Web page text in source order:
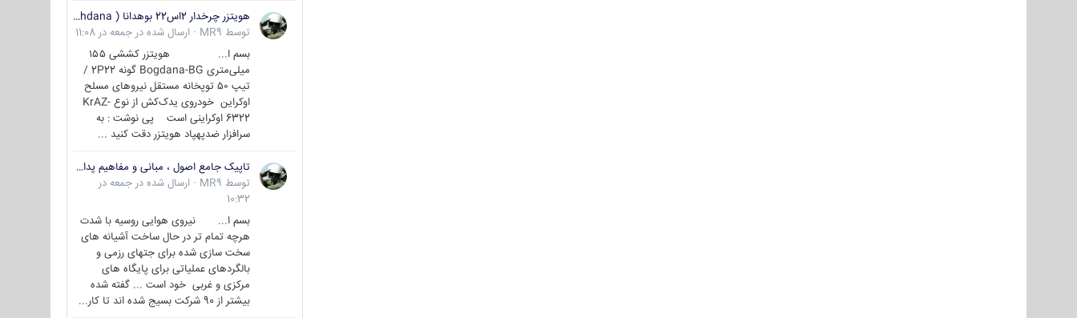
هویتزر چرخدار 2اس22 بوهدانا ( wheeled howitzer 2S22 Bohdana )
توسط MR9
· ارسال شده در جمعه در 11:08
بسم ا... هویتزر کششی ۱۵۵
میلی‌متری Bogdana-BG گونه 2P22 /
تیپ ۵۰ توپخانه مستقل نیروهای مسلح
اوکراین خودروی یدک‌کش از نوع KrAZ-
6322 اوکراینی است پی نوشت : به
سرافزار ضدپهپاد هویتزر دقت کنید ...
تاپیک جامع اصول ، مبانی و مفاهیم پدافند غیر عامل
توسط MR9
· ارسال شده در جمعه در
10:32
بسم ا... نیروی هوایی روسیه با شدت
هرچه تمام تر در حال ساخت آشیانه های
سخت سازی شده برای جتهای رزمی و
بالگردهای عملیاتی برای پایگاه های
مرکزی و غربی خود است ... گفته شده
بیشتر از 90 شرکت بسیج شده اند تا کار...